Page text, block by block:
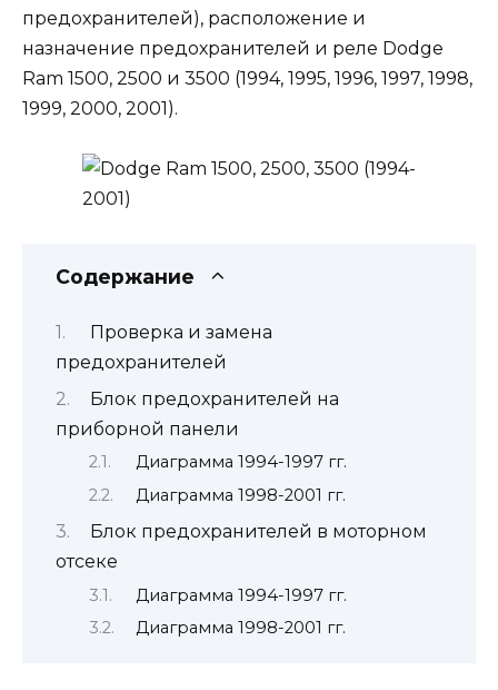
предохранителей), расположение и
назначение предохранителей и реле Dodge
Ram 1500, 2500 и 3500 (1994, 1995, 1996, 1997, 1998,
1999, 2000, 2001).
Содержание
Проверка и замена
предохранителей
Блок предохранителей на
приборной панели
Диаграмма 1994-1997 гг.
Диаграмма 1998-2001 гг.
Блок предохранителей в моторном
отсеке
Диаграмма 1994-1997 гг.
Диаграмма 1998-2001 гг.